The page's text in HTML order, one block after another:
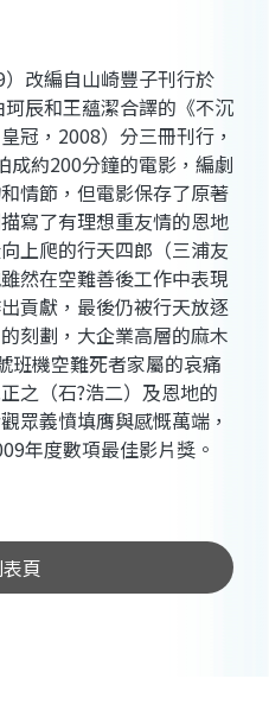
改編自山崎豐子刊行於
辰和王蘊潔合譯的《不沉
冠，2008）分三冊刊行，
成約200分鐘的電影，編劇
情節，但電影保存了原著
寫了有理想重友情的恩地
上爬的行天四郎（三浦友
然在空難善後工作中表現
貢獻，最後仍被行天放逐
刻劃，大企業高層的麻木
班機空難死者家屬的哀痛
之（石?浩二）及恩地的
眾義憤填膺與感慨萬端，
年度數項最佳影片獎。
頁